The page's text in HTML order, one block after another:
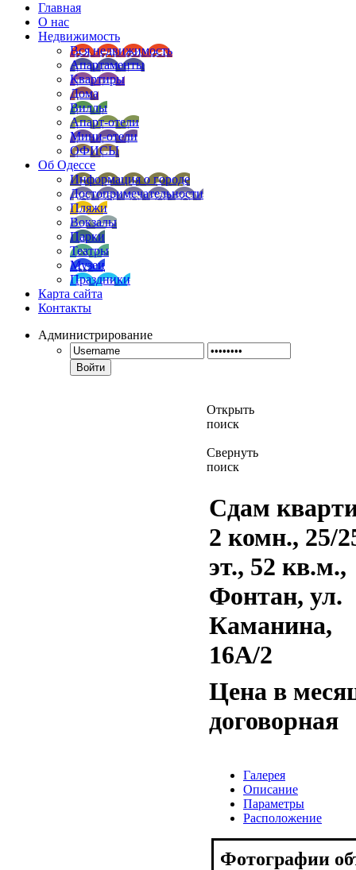
Главная
О нас
Недвижимость
Вся недвижимость
Апартаменты
Квартиры
Дома
Виллы
Апарт-отели
Мини-отели
ОФИСЫ
Об Одессе
Информация о городе
Достопримечательности
Пляжи
Вокзалы
Парки
Театры
Музеи
Праздники
Карта сайта
Контакты
Администрирование
Войти
Открыть
поиск
Свернуть
поиск
Сдам
2 комн., 25/
эт., 52 кв.м.,
Фонтан, ул.
Каманина,
16А/2
Цена в
договорная
Галерея
Описание
Параметры
Расположение
Фотографии